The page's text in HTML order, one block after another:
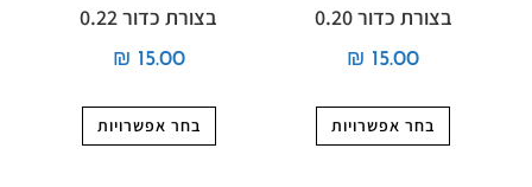
בצורת כדור 0.20
₪ 15.00
בחר אפשרויות
בצורת כדור 0.22
₪ 15.00
בחר אפשרויות